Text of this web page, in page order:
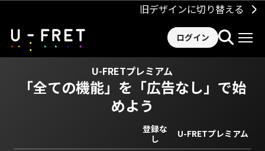
旧デザインに切り替える
ログイン
U-FRETプレミアム
「全ての機能」を 「広告なし」で始
めよう
登録な
し
U-FRETプレミアム